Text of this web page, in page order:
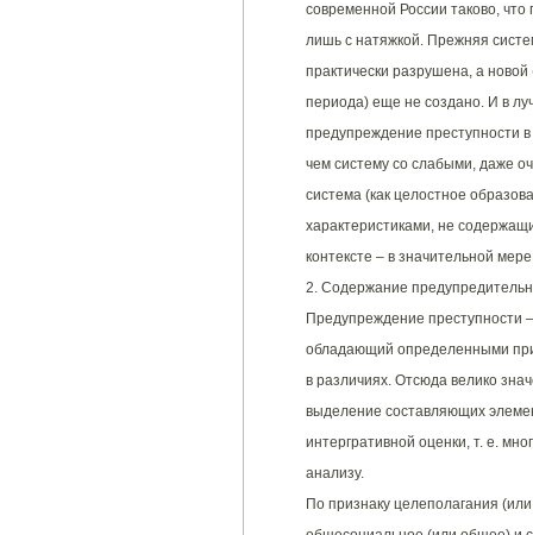
современной России таково,
лишь с натяжкой. Прежняя
практически разрушена, а
периода) еще не создано. И в
предупреждение преступности
чем систему со слабыми, даже
система (как целостное
характеристиками, не
контексте – в значительной
2. Содержание
Предупреждение преступности
обладающий определенными
в различиях. Отсюда велико
выделение составляющих
интергративной оценки, т. е.
анализу.
По признаку целеполагания